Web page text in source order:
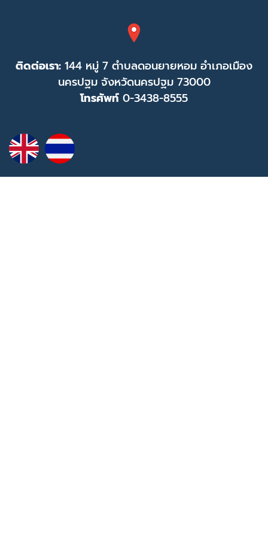
ติดต่อเรา: 144 หมู่ 7 ตำบลดอนยายหอม อำเภอเมือง
นครปฐม จังหวัดนครปฐม 73000
โทรศัพท์ 0-3438-8555